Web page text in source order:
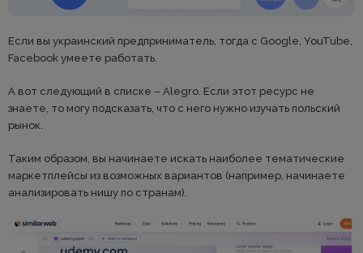
Если вы украинский предприниматель, тогда с Google, YouTube,
Facebook умеете работать.
А вот следующий в списке – Alegro. Если этот ресурс не
знаете, то могу подсказать, что с него нужно изучать польский
рынок.
Таким образом, вы начинаете искать наиболее тематические
маркетплейсы из возможных вариантов (например, начинаете
анализировать нишу по странам).